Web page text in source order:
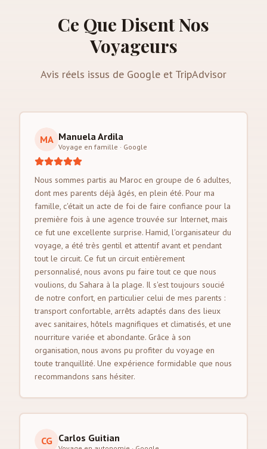
Ce Que Disent Nos
Voyageurs
Avis réels issus de Google et TripAdvisor
MA Manuela Ardila
Voyage en famille · Google
Nous sommes partis au Maroc en groupe de 6 adultes,
dont mes parents déjà âgés, en plein été. Pour ma
famille, c'était un acte de foi de faire confiance pour la
première fois à une agence trouvée sur Internet, mais
ce fut une excellente surprise. Hamid, l'organisateur du
voyage, a été très gentil et attentif avant et pendant
tout le circuit. Ce fut un circuit entièrement
personnalisé, nous avons pu faire tout ce que nous
voulions, du Sahara à la plage. Il s'est toujours soucié
de notre confort, en particulier celui de mes parents :
transport confortable, arrêts adaptés dans des lieux
avec sanitaires, hôtels magnifiques et climatisés, et une
nourriture variée et abondante. Grâce à son
organisation, nous avons pu profiter du voyage en
toute tranquillité. Une expérience formidable que nous
recommandons sans hésiter.
CG Carlos Guitian